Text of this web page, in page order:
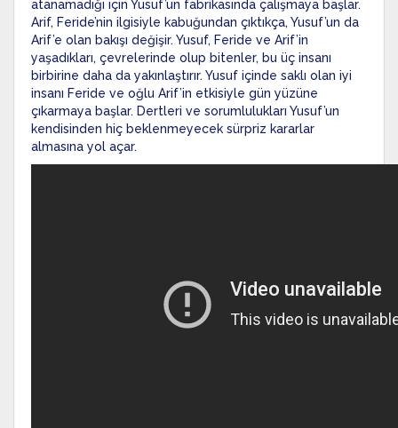
atanamadığı için Yusuf’un fabrikasında çalışmaya başlar.
Arif, Feride’nin ilgisiyle kabuğundan çıktıkça, Yusuf’un da
Arif’e olan bakışı değişir. Yusuf, Feride ve Arif’in
yaşadıkları, çevrelerinde olup bitenler, bu üç insanı
birbirine daha da yakınlaştırır. Yusuf içinde saklı olan iyi
insanı Feride ve oğlu Arif’in etkisiyle gün yüzüne
çıkarmaya başlar. Dertleri ve sorumlulukları Yusuf’un
kendisinden hiç beklenmeyecek sürpriz kararlar
almasına yol açar.